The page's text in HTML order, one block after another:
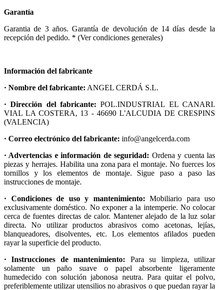
Garantía
Garantia de 3 años. Garantía de devolución de 14 días desde la
recepción del pedido. * (Ver condiciones generales)
Información del fabricante
· Nombre del fabricante: ANGEL CERDÁ S.L.
· Dirección del fabricante: POL.INDUSTRIAL EL CANARI.
VIAL LA COSTERA, 13 - 46690 L'ALCUDIA DE CRESPINS
(VALENCIA)
· Correo electrónico del fabricante: info@angelcerda.com
· Advertencias e información de seguridad: Ordena y cuenta las
piezas y herrajes. Habilita una zona para el montaje. No fuerces los
tornillos y los elementos de montaje. Sigue paso a paso las
instrucciones de montaje.
· Condiciones de uso y mantenimiento: Mobiliario para uso
exclusivamente doméstico. No exponer a la intemperie. No colocar
cerca de fuentes directas de calor. Mantener alejado de la luz solar
directa. No utilizar productos abrasivos como acetonas, lejías,
blanqueadores, disolventes, etc. Los elementos afilados pueden
rayar la superficie del producto.
· Instrucciones de mantenimiento: Para su limpieza, utilizar
solamente un paño suave o papel absorbente ligeramente
humedecido con solución jabonosa neutra. Para quitar el polvo,
preferiblemente utilizar utensilios no abrasivos o que puedan rayar la